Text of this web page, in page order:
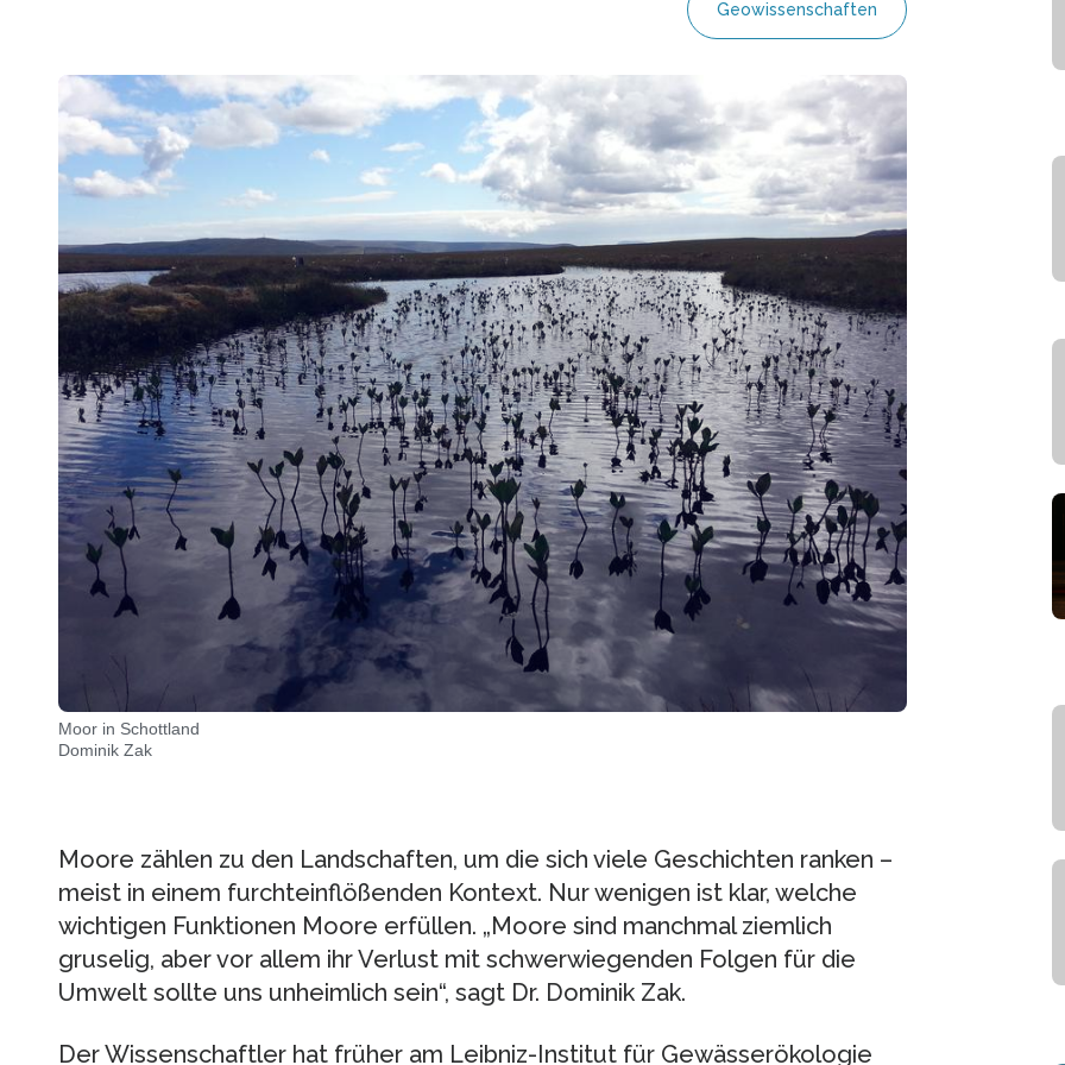
Geowissenschaften
Moor in Schottland
Dominik Zak
Moore zählen zu den Landschaften, um die sich viele Geschichten ranken –
meist in einem furchteinflößenden Kontext. Nur wenigen ist klar, welche
wichtigen Funktionen Moore erfüllen. „Moore sind manchmal ziemlich
gruselig, aber vor allem ihr Verlust mit schwerwiegenden Folgen für die
Umwelt sollte uns unheimlich sein“, sagt Dr. Dominik Zak.
Der Wissenschaftler hat früher am Leibniz-Institut für Gewässerökologie